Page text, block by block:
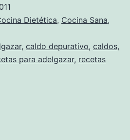
Dietética, Cocina Sana,
, caldo depurativo, caldos,
para adelgazar, recetas